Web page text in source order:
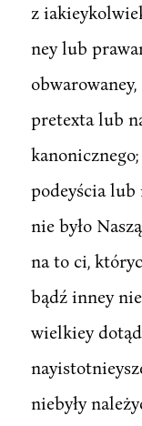
z
ney lub
pretexta lub
podeyścia lub
nie było
na to ci,
bądź inney
wielkiey
niebyły